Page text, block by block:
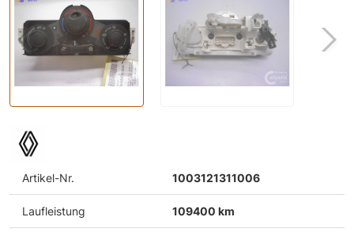
Artikel-Nr. 1003121311006
Laufleistung 109400 km